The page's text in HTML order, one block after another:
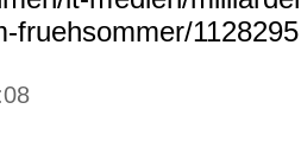
fruehsommer/1128295